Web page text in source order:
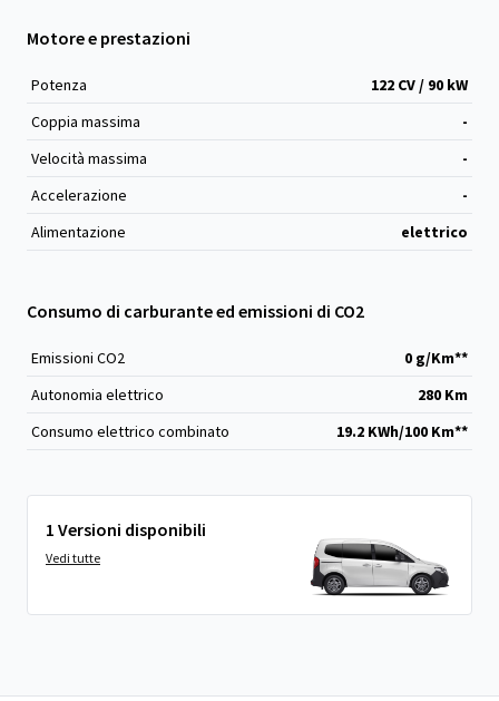
Motore e prestazioni
Potenza
122 CV / 90 kW
Coppia massima
-
Velocità massima
-
Accelerazione
-
Alimentazione
elettrico
Consumo di carburante ed emissioni di CO2
Emissioni CO2
0 g/Km**
Autonomia elettrico
280 Km
Consumo elettrico combinato
19.2 KWh/100 Km**
1 Versioni disponibili
Vedi tutte